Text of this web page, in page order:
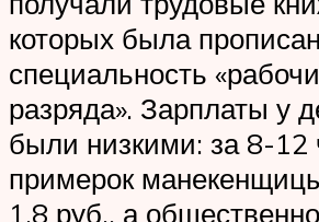
которых была
специальность
разряда». Зарплаты у
были низкими: за 8-12
примерок
1,8 руб., а